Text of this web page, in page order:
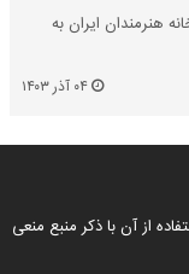
هنرمندان ایران به
از آن با ذکر منبع منعی